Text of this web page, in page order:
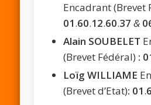
Encadrant (Brevet
01.60.12.60.37&
Alain SOUBELET
(Brevet Fédéral) :
Loïg WILLIAME
(Brevet d’Etat): 01.